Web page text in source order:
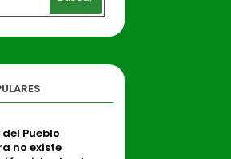
del Pueblo
no existe